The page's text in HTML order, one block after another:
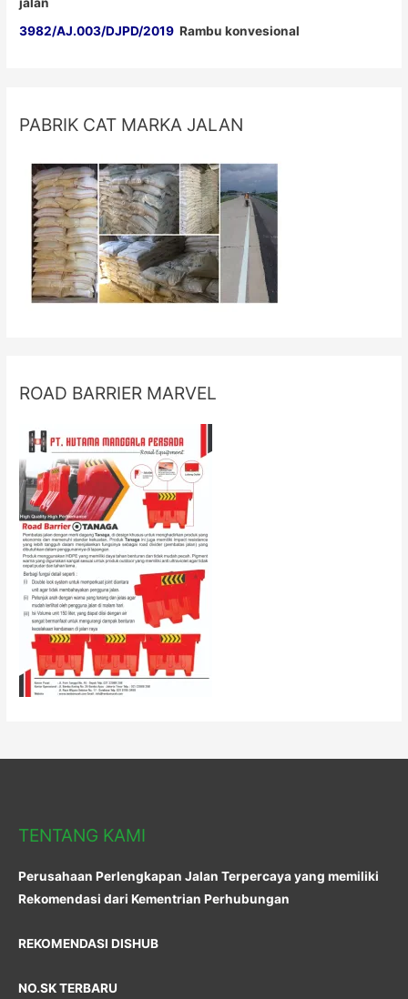
jalan
3982/AJ.003/DJPD/2019 Rambu konvesional
PABRIK CAT MARKA JALAN
ROAD BARRIER MARVEL
TENTANG KAMI
Perusahaan Perlengkapan Jalan Terpercaya yang memiliki
Rekomendasi dari Kementrian Perhubungan
REKOMENDASI DISHUB
NO.SK TERBARU